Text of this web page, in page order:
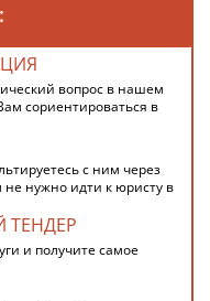
вопрос в нашем
сориентироваться в
с ним через
не нужно идти к юристу в
ТЕНДЕР
и получите самое